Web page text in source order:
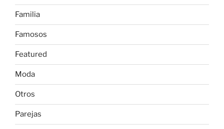
Familia
Famosos
Featured
Moda
Otros
Parejas